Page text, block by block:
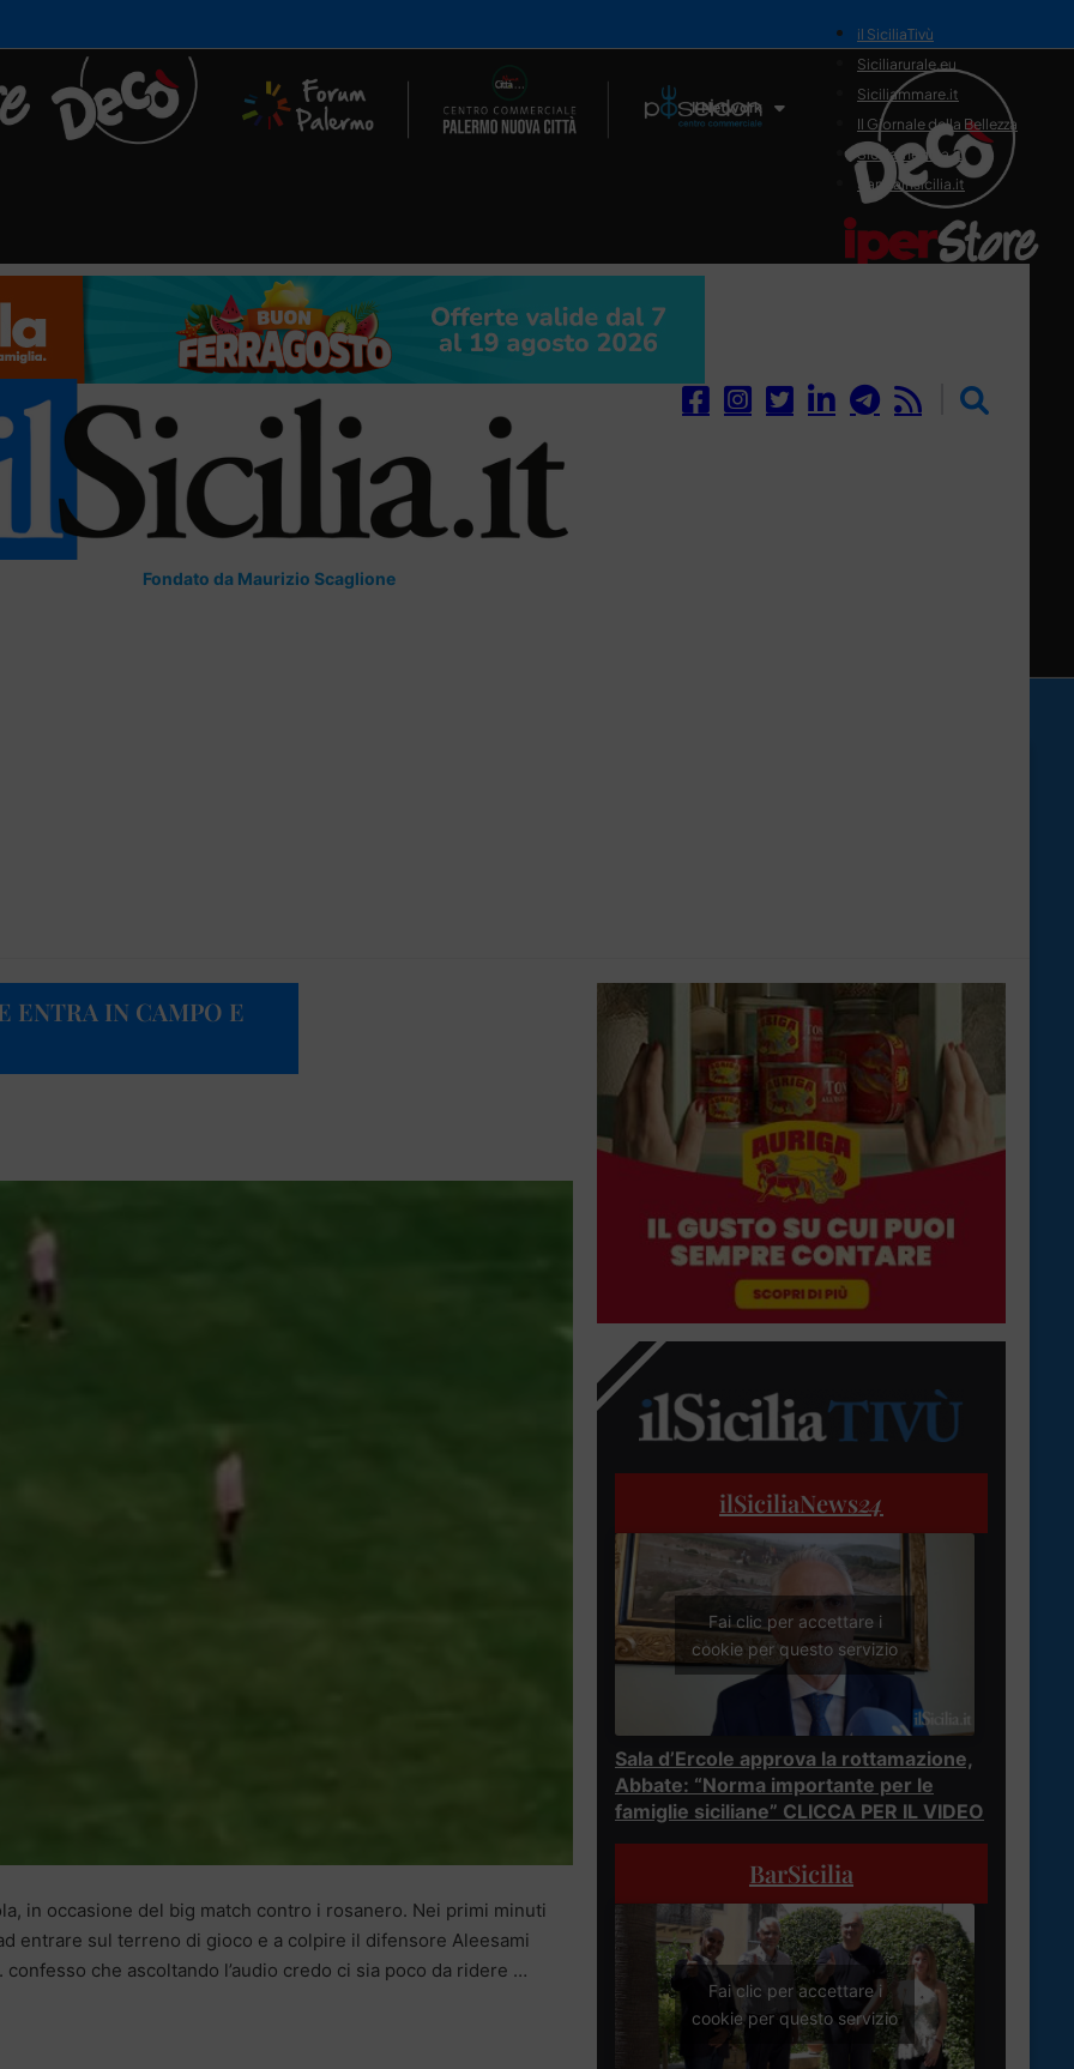
Il Network
il SiciliaTivù
Siciliarurale.eu
Siciliammare.it
Il Giornale della Bellezza
Siciliamedica.it
Sanitainsicilia.it
Fondato da Maurizio Scaglione
ENTRA IN CAMPO E
in occasione del big match contro i rosanero. Nei primi minuti
entrare sul terreno di gioco e a colpire il difensore Aleesami
che ascoltando l’audio credo ci sia poco da ridere …
ilSiciliaNews24
Fai clic per accettare i
cookie per questo servizio
Sala d’Ercole approva la rottamazione,
Abbate: “Norma importante per le
famiglie siciliane” CLICCA PER IL VIDEO
BarSicilia
Fai clic per accettare i
cookie per questo servizio